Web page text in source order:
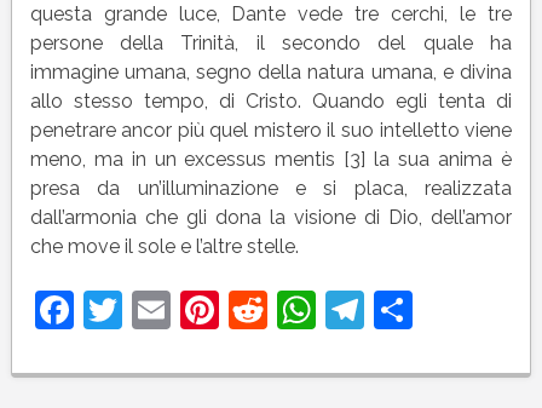
questa grande luce, Dante vede tre cerchi, le tre
persone della Trinità, il secondo del quale ha
immagine umana, segno della natura umana, e divina
allo stesso tempo, di Cristo. Quando egli tenta di
penetrare ancor più quel mistero il suo intelletto viene
meno, ma in un excessus mentis [3] la sua anima è
presa da un’illuminazione e si placa, realizzata
dall’armonia che gli dona la visione di Dio, dell’amor
che move il sole e l’altre stelle.
Facebook
Twitter
EmailPinterest
Reddit
WhatsApp
Telegram